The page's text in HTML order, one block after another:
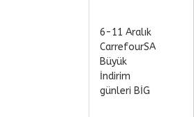
6-11 Aralık
CarrefourSA
Büyük
İndirim
günleri BİG